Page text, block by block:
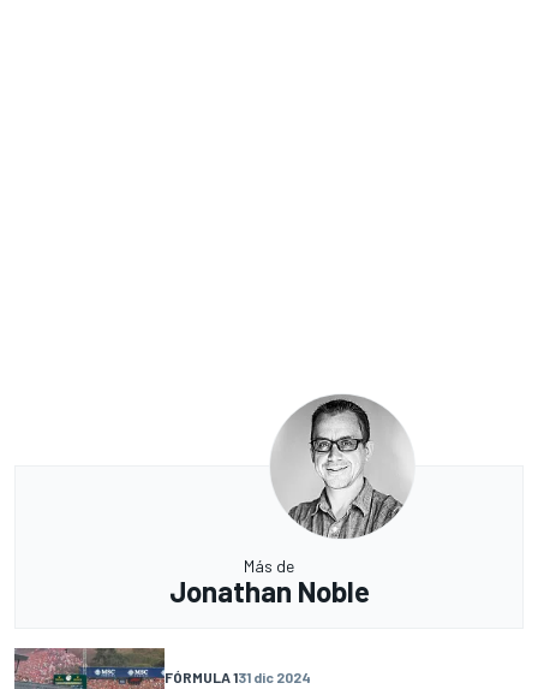
Más de
Jonathan Noble
FÓRMULA 131 dic 2024